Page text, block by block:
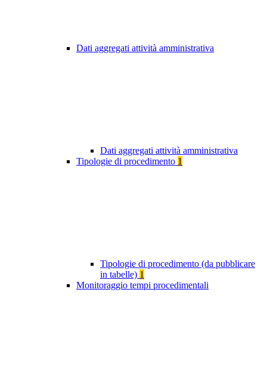
Dati aggregati attività amministrativa
Dati aggregati attività amministrativa
Tipologie di procedimento 1
Tipologie di procedimento (da pubblicare
in tabelle) 1
Monitoraggio tempi procedimentali